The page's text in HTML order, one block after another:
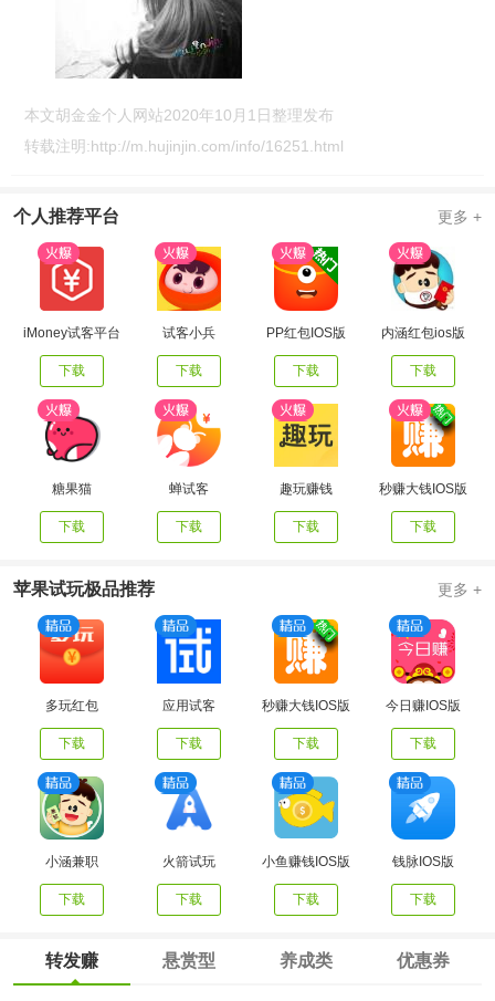
本文胡金金个人网站2020年10月1日整理发布
转载注明:http://m.hujinjin.com/info/16251.html
个人推荐平台 更多 +
iMoney试客平台
下载
试客小兵
下载
PP红包IOS版
下载
内涵红包ios版
下载
糖果猫
下载
蝉试客
下载
趣玩赚钱
下载
秒赚大钱IOS版
下载
苹果试玩极品推荐 更多 +
多玩红包
下载
应用试客
下载
秒赚大钱IOS版
下载
今日赚IOS版
下载
小涵兼职
下载
火箭试玩
下载
小鱼赚钱IOS版
下载
钱脉IOS版
下载
转发赚 悬赏型 养成类 优惠券